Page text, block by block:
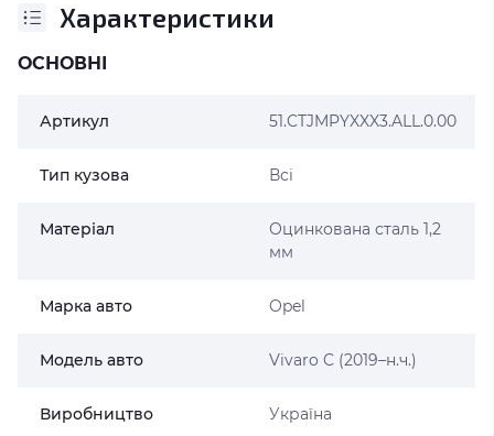
Характеристики
ОСНОВНІ
Артикул 51.CTJMPYXXX3.ALL.0.00
Тип кузова Всі
Матеріал
Оцинкована сталь 1,2
мм
Марка авто Opel
Модель авто Vivaro C (2019–н.ч.)
Виробництво Україна